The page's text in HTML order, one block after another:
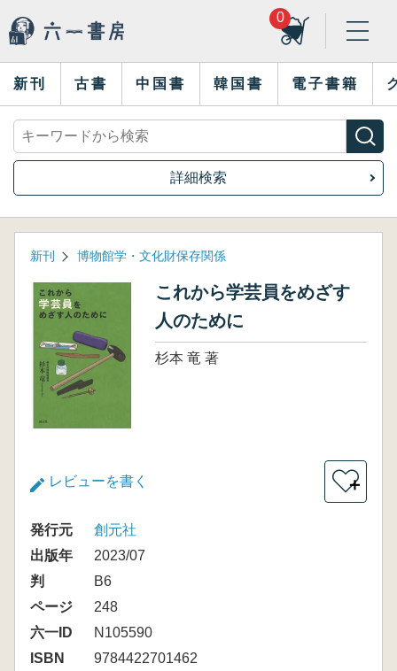
0
新刊 古書 中国書 韓国書 電子書籍
詳細検索
新刊 博物館学・文化財保存関係
これから学芸員をめざす
人のために
杉本 竜 著
レビューを書く ＋
発行元
創元社
出版年
2023/07
判
B6
ページ
248
六一ID
N105590
ISBN
9784422701462